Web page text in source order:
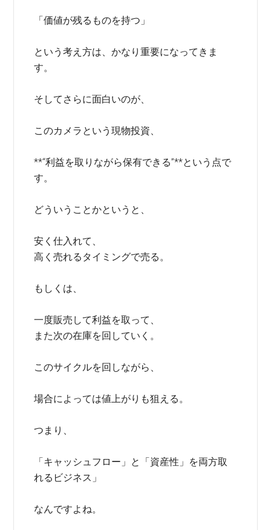
「価値が残るものを持つ」
という考え方は、かなり重要になってきま
す。
そしてさらに面白いのが、
このカメラという現物投資、
**“利益を取りながら保有できる”**という点で
す。
どういうことかというと、
安く仕入れて、
高く売れるタイミングで売る。
もしくは、
一度販売して利益を取って、
また次の在庫を回していく。
このサイクルを回しながら、
場合によっては値上がりも狙える。
つまり、
「キャッシュフロー」と「資産性」を両方取
れるビジネス」
なんですよね。